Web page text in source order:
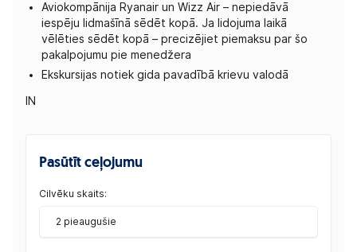
Aviokompānija Ryanair un Wizz Air – nepiedāvā
iespēju lidmašīnā sēdēt kopā. Ja lidojuma laikā
vēlēties sēdēt kopā – precizējiet piemaksu par šo
pakalpojumu pie menedžera
Ekskursijas notiek gida pavadībā krievu valodā
IN
Pasūtīt ceļojumu
Cilvēku skaits:
2 pieaugušie